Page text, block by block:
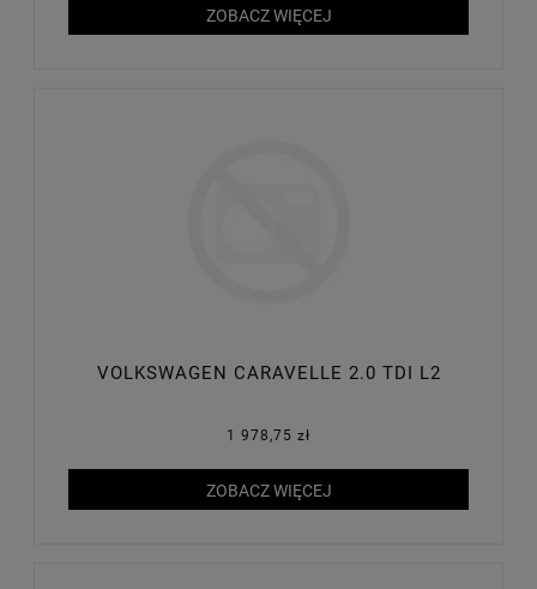
ZOBACZ WIĘCEJ
VOLKSWAGEN CARAVELLE 2.0 TDI L2
1 978,75 zł
ZOBACZ WIĘCEJ